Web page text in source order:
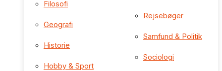
Filosofi
Geografi
Historie
Hobby & Sport
Rejsebøger
Samfund & Politik
Sociologi